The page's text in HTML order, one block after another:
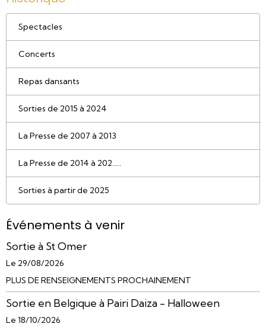
Spectacles
Concerts
Repas dansants
Sorties de 2015 à 2024
La Presse de 2007 à 2013
La Presse de 2014 à 202.....
Sorties à partir de 2025
Événements à venir
Sortie à St Omer
Le 29/08/2026
PLUS DE RENSEIGNEMENTS PROCHAINEMENT
Sortie en Belgique à Pairi Daiza - Halloween
Le 18/10/2026